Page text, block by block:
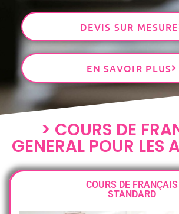
DEVIS SUR MESURE
EN SAVOIR PLUS
> COURS DE
GENERAL POUR LES
COURS DE FRANÇAIS
STANDARD